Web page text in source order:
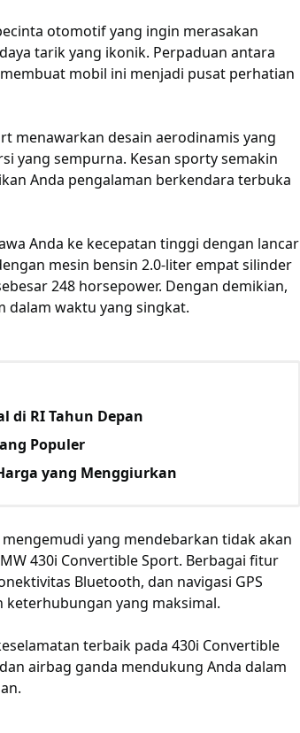
otomotif yang ingin merasakan
tarik yang ikonik. Perpaduan antara
mobil ini menjadi pusat perhatian
menawarkan desain aerodinamis yang
yang sempurna. Kesan sporty semakin
Anda pengalaman berkendara terbuka
Anda ke kecepatan tinggi dengan lancar
mesin bensin 2.0-liter empat silinder
248 horsepower. Dengan demikian,
dalam waktu yang singkat.
di RI Tahun Depan
Populer
yang Menggiurkan
yang mendebarkan tidak akan
430i Convertible Sport. Berbagai fitur
Bluetooth, dan navigasi GPS
yang maksimal.
terbaik pada 430i Convertible
airbag ganda mendukung Anda dalam